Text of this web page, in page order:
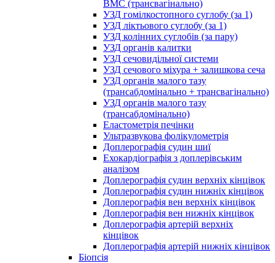
ВМС (трансвагінально)
УЗД гомілкостопного суглобу (за 1)
УЗД ліктьового суглобу (за 1)
УЗД колінних суглобів (за пару)
УЗД органів калитки
УЗД сечовидільної системи
УЗД сечового міхура + залишкова сеча
УЗД органів малого тазу
(трансабдомінально + трансвагінально)
УЗД органів малого тазу
(трансабдомінально)
Еластометрія печінки
Ультразвукова фолікулометрія
Доплерографія судин шиї
Ехокардіографія з доплерівським
аналізом
Доплерографія судин верхніх кінцівок
Доплерографія судин нижніх кінцівок
Доплерографія вен верхніх кінцівок
Доплерографія вен нижніх кінцівок
Доплерографія артерій верхніх
кінцівок
Доплерографія артерій нижніх кінцівок
Біопсія